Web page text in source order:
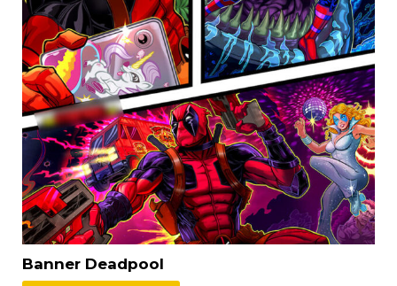
Banner Deadpool